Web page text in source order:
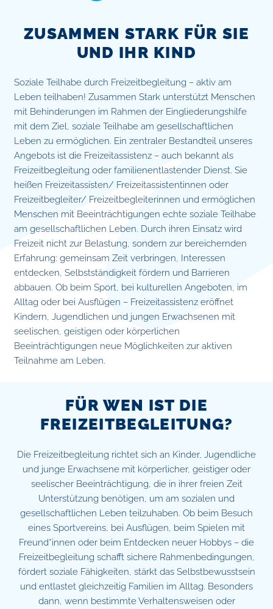
ZUSAMMEN STARK FÜR SIE
UND IHR KIND
Soziale Teilhabe durch Freizeitbegleitung – aktiv am
Leben teilhaben! Zusammen Stark unterstützt Menschen
mit Behinderungen im Rahmen der Eingliederungshilfe
mit dem Ziel, soziale Teilhabe am gesellschaftlichen
Leben zu ermöglichen. Ein zentraler Bestandteil unseres
Angebots ist die Freizeitassistenz – auch bekannt als
Freizeitbegleitung oder familienentlastender Dienst. Sie
heißen Freizeitassisten/ Freizeitassistentinnen oder
Freizeitbegleiter/ Freizeitbegleiterinnen und ermöglichen
Menschen mit Beeinträchtigungen echte soziale Teilhabe
am gesellschaftlichen Leben. Durch ihren Einsatz wird
Freizeit nicht zur Belastung, sondern zur bereichernden
Erfahrung: gemeinsam Zeit verbringen, Interessen
entdecken, Selbstständigkeit fördern und Barrieren
abbauen. Ob beim Sport, bei kulturellen Angeboten, im
Alltag oder bei Ausflügen – Freizeitassistenz eröffnet
Kindern, Jugendlichen und jungen Erwachsenen mit
seelischen, geistigen oder körperlichen
Beeinträchtigungen neue Möglichkeiten zur aktiven
Teilnahme am Leben.
FÜR WEN IST DIE
FREIZEITBEGLEITUNG?
Die Freizeitbegleitung richtet sich an Kinder, Jugendliche
und junge Erwachsene mit körperlicher, geistiger oder
seelischer Beeinträchtigung, die in ihrer freien Zeit
Unterstützung benötigen, um am sozialen und
gesellschaftlichen Leben teilzuhaben. Ob beim Besuch
eines Sportvereins, bei Ausflügen, beim Spielen mit
Freund*innen oder beim Entdecken neuer Hobbys – die
Freizeitbegleitung schafft sichere Rahmenbedingungen,
fördert soziale Fähigkeiten, stärkt das Selbstbewusstsein
und entlastet gleichzeitig Familien im Alltag. Besonders
dann, wenn bestimmte Verhaltensweisen oder